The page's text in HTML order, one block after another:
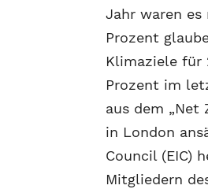
Jahr waren es
Prozent
Klimaziele für
Prozent im
aus dem „Net
in London
Council (EIC)
Mitgliedern